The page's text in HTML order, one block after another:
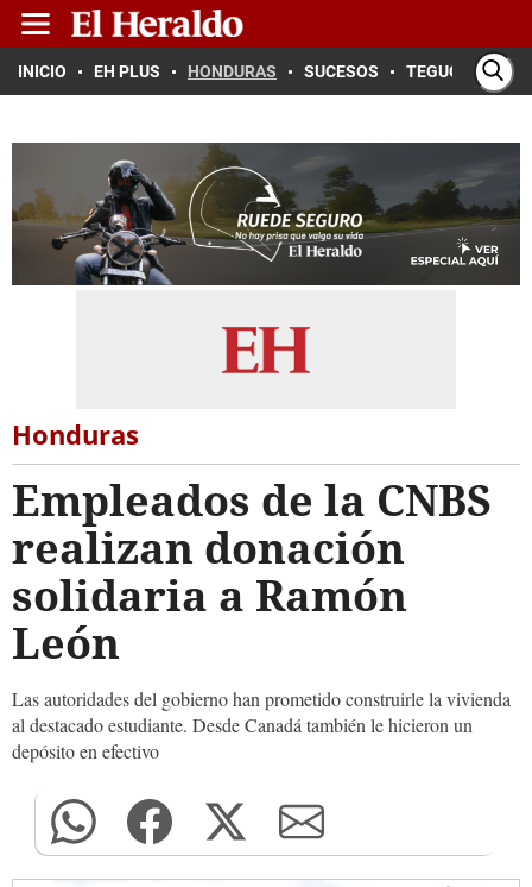
INICIO EH PLUS HONDURAS SUCESOS TEGUCIGALPA
Honduras
Empleados de la CNBS
realizan donación
solidaria a Ramón
León
Las autoridades del gobierno han prometido construirle la vivienda
al destacado estudiante. Desde Canadá también le hicieron un
depósito en efectivo